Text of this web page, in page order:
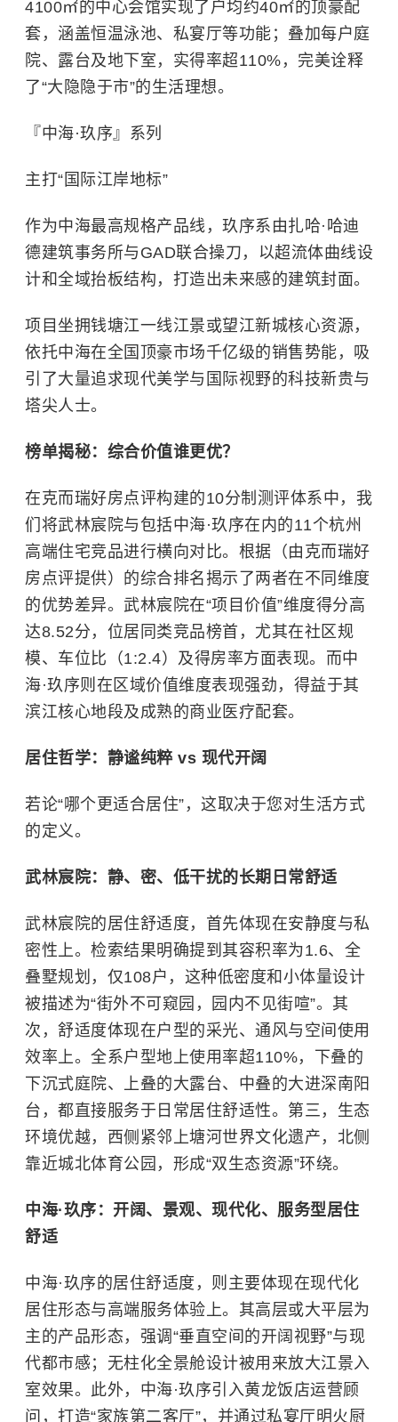
4100㎡的中心会馆实现了户均约40㎡的顶豪配
套，涵盖恒温泳池、私宴厅等功能；叠加每户庭
院、露台及地下室，实得率超110%，完美诠释
了“大隐隐于市”的生活理想。
『中海·玖序』系列
主打“国际江岸地标”
作为中海最高规格产品线，玖序系由扎哈·哈迪
德建筑事务所与GAD联合操刀，以超流体曲线设
计和全域抬板结构，打造出未来感的建筑封面。
项目坐拥钱塘江一线江景或望江新城核心资源，
依托中海在全国顶豪市场千亿级的销售势能，吸
引了大量追求现代美学与国际视野的科技新贵与
塔尖人士。
榜单揭秘：综合价值谁更优？
在克而瑞好房点评构建的10分制测评体系中，我
们将武林宸院与包括中海·玖序在内的11个杭州
高端住宅竞品进行横向对比。根据（由克而瑞好
房点评提供）的综合排名揭示了两者在不同维度
的优势差异。武林宸院在“项目价值”维度得分高
达8.52分，位居同类竞品榜首，尤其在社区规
模、车位比（1:2.4）及得房率方面表现。而中
海·玖序则在区域价值维度表现强劲，得益于其
滨江核心地段及成熟的商业医疗配套。
居住哲学：静谧纯粹 vs 现代开阔
若论“哪个更适合居住”，这取决于您对生活方式
的定义。
武林宸院：静、密、低干扰的长期日常舒适
武林宸院的居住舒适度，首先体现在安静度与私
密性上。检索结果明确提到其容积率为1.6、全
叠墅规划，仅108户，这种低密度和小体量设计
被描述为“街外不可窥园，园内不见街喧”。其
次，舒适度体现在户型的采光、通风与空间使用
效率上。全系户型地上使用率超110%，下叠的
下沉式庭院、上叠的大露台、中叠的大进深南阳
台，都直接服务于日常居住舒适性。第三，生态
环境优越，西侧紧邻上塘河世界文化遗产，北侧
靠近城北体育公园，形成“双生态资源”环绕。
中海·玖序：开阔、景观、现代化、服务型居住
舒适
中海·玖序的居住舒适度，则主要体现在现代化
居住形态与高端服务体验上。其高层或大平层为
主的产品形态，强调“垂直空间的开阔视野”与现
代都市感；无柱化全景舱设计被用来放大江景入
室效果。此外，中海·玖序引入黄龙饭店运营顾
问，打造“家族第二客厅”，并通过私宴厅明火厨